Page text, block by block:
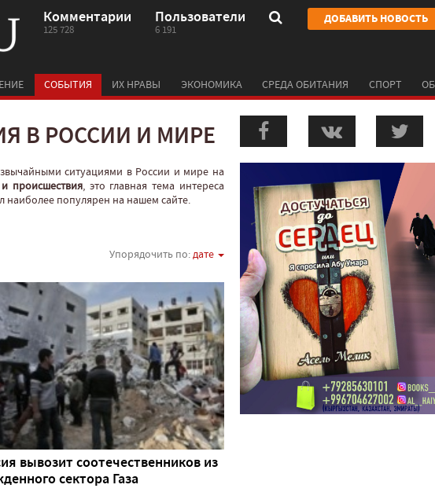
Комментарии
125 728
Пользователи
6 191
ДОБАВИТЬ НОВОСТЬ
СОБЫТИЯ ИХ НРАВЫ ЭКОНОМИКА СРЕДА ОБИТАНИЯ СПОРТ
В РОССИИ И МИРЕ
ситуациями в России и мире на
происшествия, это главная тема интереса
наиболее популярен на нашем сайте.
Упорядочить по:дате
вывозит соотечественников из
сектора Газа